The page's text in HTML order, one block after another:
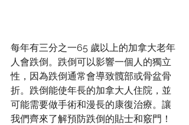
每年有三分之一65 歲以上的加拿大老年
人會跌倒。跌倒可以影響一個人的獨立
性，因為跌倒通常會導致髖部或骨盆骨
折。跌倒能使年長的加拿大人住院，並
可能需要做手術和漫長的康復治療。讓
我們齊來了解預防跌倒的貼士和竅門！